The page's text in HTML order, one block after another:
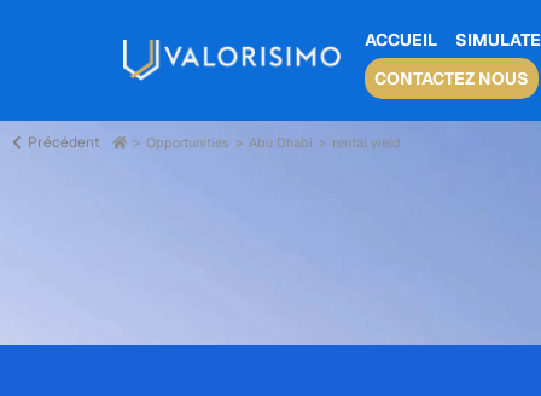
ACCUEIL
CONTACTEZ NOUS
Précédent Opportunities Abu Dhabi rental yield